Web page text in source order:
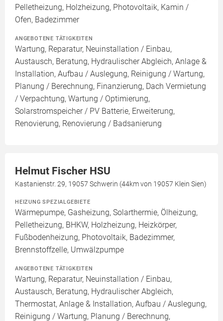
Pelletheizung, Holzheizung, Photovoltaik, Kamin /
Ofen, Badezimmer
ANGEBOTENE TÄTIGKEITEN
Wartung, Reparatur, Neuinstallation / Einbau,
Austausch, Beratung, Hydraulischer Abgleich, Anlage &
Installation, Aufbau / Auslegung, Reinigung / Wartung,
Planung / Berechnung, Finanzierung, Dach Vermietung
/ Verpachtung, Wartung / Optimierung,
Solarstromspeicher / PV Batterie, Erweiterung,
Renovierung, Renovierung / Badsanierung
Helmut Fischer HSU
Kastanienstr. 29, 19057 Schwerin (44km von 19057 Klein Sien)
HEIZUNG SPEZIALGEBIETE
Wärmepumpe, Gasheizung, Solarthermie, Ölheizung,
Pelletheizung, BHKW, Holzheizung, Heizkörper,
Fußbodenheizung, Photovoltaik, Badezimmer,
Brennstoffzelle, Umwälzpumpe
ANGEBOTENE TÄTIGKEITEN
Wartung, Reparatur, Neuinstallation / Einbau,
Austausch, Beratung, Hydraulischer Abgleich,
Thermostat, Anlage & Installation, Aufbau / Auslegung,
Reinigung / Wartung, Planung / Berechnung,